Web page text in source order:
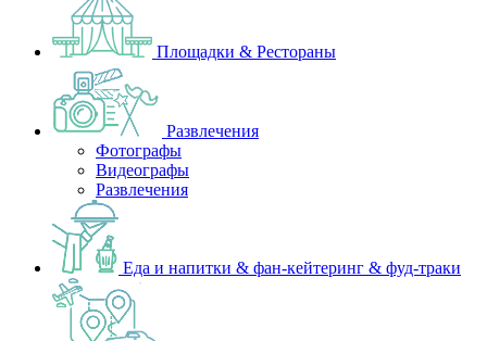
Площадки & Рестораны
Развлечения
Фотографы
Видеографы
Развлечения
Еда и напитки & фан-кейтеринг & фуд-траки